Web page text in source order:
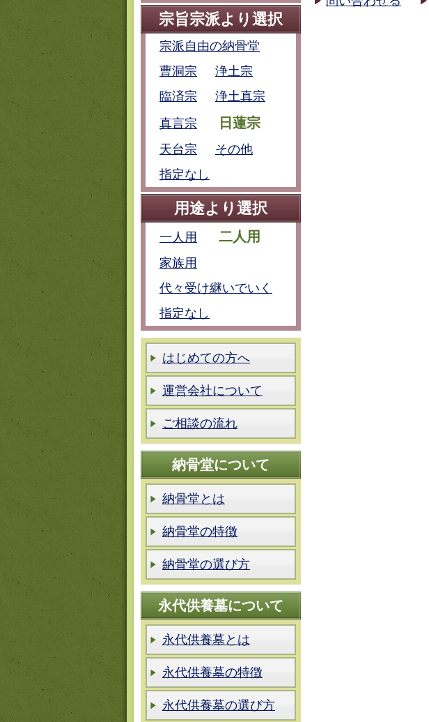
宗旨宗派より選択
宗派自由の納骨堂
曹洞宗
浄土宗
臨済宗
浄土真宗
真言宗
日蓮宗
天台宗
その他
指定なし
用途より選択
一人用 二人用
家族用
代々受け継いでいく
指定なし
はじめての方へ
運営会社について
ご相談の流れ
納骨堂について
納骨堂とは
納骨堂の特徴
納骨堂の選び方
永代供養墓について
永代供養墓とは
永代供養墓の特徴
永代供養墓の選び方